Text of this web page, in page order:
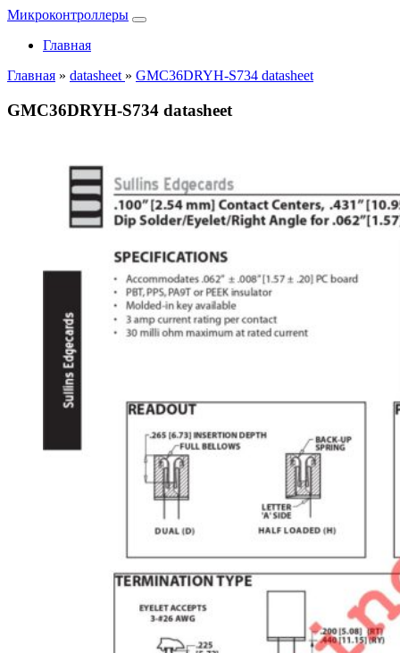
Микроконтроллеры
Главная
Главная » datasheet » GMC36DRYH-S734 datasheet
GMC36DRYH-S734 datasheet